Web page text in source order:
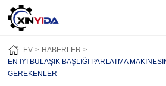
EV
ÜRÜN:% S
VIDEO
VAKALAR
HABERLER
HAKKIMIZDA
BİZE ULAŞIN
EV
HABERLER
EN İYI BULAŞIK BAŞLIĞI PARLATMA
GEREKENLER